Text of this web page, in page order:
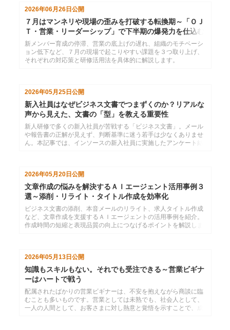
2026年06月26日 公開
７月はマンネリや現場の歪みを打破する転換期～「ＯＪ
Ｔ・営業・リーダーシップ」で下半期の爆発力を仕込む
新メンバー育成の停滞、営業の底上げの遅れ、組織のモチベーシ
ョン低下など、７月の現場で起こりやすい課題を３つ取り上げ、
それぞれの対応策と研修活用法を具体的に解説します。
2026年05月25日公開
新入社員はなぜビジネス文書でつまずくのか？リアルな
声から見えた、文書の「型」を教える重要性
新人研修で多くの新入社員が苦戦する「ビジネス文書」。メール
や報告書の正解が見えず、判断基準に迷う若手は少なくありませ
ん。本記事では、インソースの新入社員に実施したアンケート結
2026年05月20日 公開
文章作成の悩みを解決するＡＩエージェント活用事例３
選～添削・リライト・タイトル作成を効率化
ビジネス文書の添削、本音メールのリライト、求人タイトル作成
など、文章作成を支援するＡＩエージェントの活用事例を紹介。
作成時間の短縮と表現品質の向上につなげるポイントを解説しま
2026年05月13日公開
知識もスキルもない。それでも受注できる～営業ビギナ
ーはハートで戦う
配属されたばかりの営業ビギナーは、不安を抱えながら商談に臨
むことも多いものです。営業としては未熟でも、社会人として、
一人の人間として、お客さまに対し熱意と覚悟を示すことで、成